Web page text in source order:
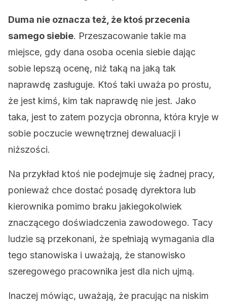
Duma nie oznacza też, że ktoś przecenia
samego siebie. Przeszacowanie takie ma
miejsce, gdy dana osoba ocenia siebie dając
sobie lepszą ocenę, niż taką na jaką tak
naprawdę zasługuje. Ktoś taki uważa po prostu,
że jest kimś, kim tak naprawdę nie jest. Jako
taka, jest to zatem pozycja obronna, która kryje w
sobie poczucie wewnętrznej dewaluacji i
niższości.
Na przykład ktoś nie podejmuje się żadnej pracy,
ponieważ chce dostać posadę dyrektora lub
kierownika pomimo braku jakiegokolwiek
znaczącego doświadczenia zawodowego. Tacy
ludzie są przekonani, że spełniają wymagania dla
tego stanowiska i uważają, że stanowisko
szeregowego pracownika jest dla nich ujmą.
Inaczej mówiąc, uważają, że pracując na niskim